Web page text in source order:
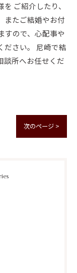
ご紹介したり、
またご結婚やお付
すので、心配事や
ださい。 尼崎で結
談所へお任せくだ
次のページ >